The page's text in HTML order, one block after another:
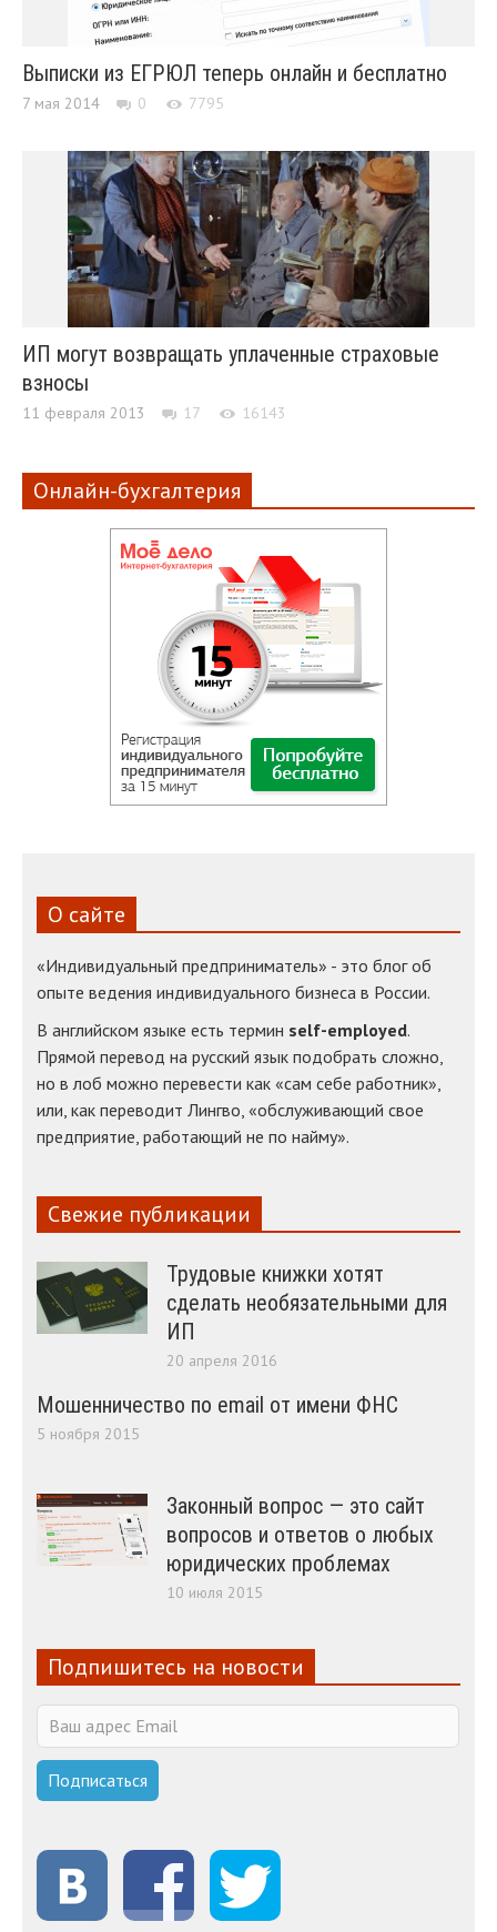
Выписки из ЕГРЮЛ теперь онлайн и бесплатно
7 мая 2014 0 7795
ИП могут возвращать уплаченные страховые
взносы
11 февраля 2013 17 16143
Онлайн-бухгалтерия
О сайте
«Индивидуальный предприниматель» - это блог об
опыте ведения индивидуального бизнеса в России.
В английском языке есть термин self-employed.
Прямой перевод на русский язык подобрать сложно,
но в лоб можно перевести как «сам себе работник»,
или, как переводит Лингво, «обслуживающий свое
предприятие, работающий не по найму».
Свежие публикации
Трудовые книжки хотят
сделать необязательными для
ИП
20 апреля 2016
Мошенничество по email от имени ФНС
5 ноября 2015
Законный вопрос — это сайт
вопросов и ответов о любых
юридических проблемах
10 июля 2015
Подпишитесь на новости